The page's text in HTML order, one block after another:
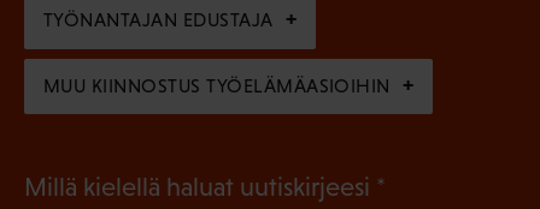
n
)
TYÖNANTAJAN EDUSTAJA
MUU KIINNOSTUS TYÖELÄMÄASIOIHIN
Millä kielellä haluat uutiskirjeesi